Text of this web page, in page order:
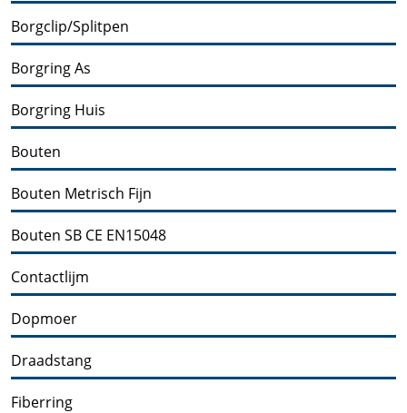
Borgclip/Splitpen
Borgring As
Borgring Huis
Bouten
Bouten Metrisch Fijn
Bouten SB CE EN15048
Contactlijm
Dopmoer
Draadstang
Fiberring